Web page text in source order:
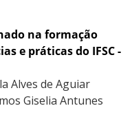
na formação
e práticas do IFSC -
Alves de Aguiar
Giselia Antunes